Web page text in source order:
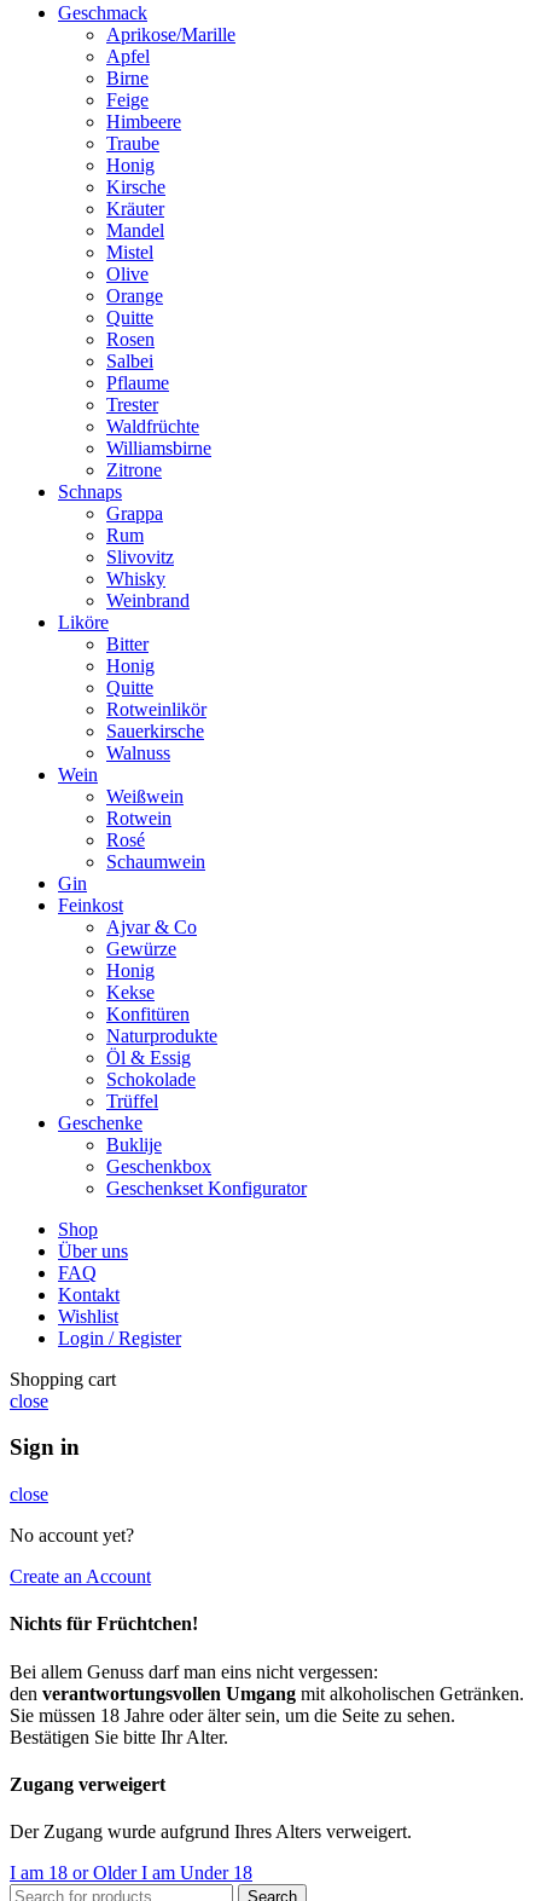
Geschmack
Aprikose/Marille
Apfel
Birne
Feige
Himbeere
Traube
Honig
Kirsche
Kräuter
Mandel
Mistel
Olive
Orange
Quitte
Rosen
Salbei
Pflaume
Trester
Waldfrüchte
Williamsbirne
Zitrone
Schnaps
Grappa
Rum
Slivovitz
Whisky
Weinbrand
Liköre
Bitter
Honig
Quitte
Rotweinlikör
Sauerkirsche
Walnuss
Wein
Weißwein
Rotwein
Rosé
Schaumwein
Gin
Feinkost
Ajvar & Co
Gewürze
Honig
Kekse
Konfitüren
Naturprodukte
Öl & Essig
Schokolade
Trüffel
Geschenke
Buklije
Geschenkbox
Geschenkset Konfigurator
Shop
Über uns
FAQ
Kontakt
Wishlist
Login / Register
Shopping cart
close
Sign in
close
No account yet?
Create an Account
Nichts für Früchtchen!
Bei allem Genuss darf man eins nicht vergessen:
den verantwortungsvollen Umgang mit alkoholischen Getränken.
Sie müssen 18 Jahre oder älter sein, um die Seite zu sehen.
Bestätigen Sie bitte Ihr Alter.
Zugang verweigert
Der Zugang wurde aufgrund Ihres Alters verweigert.
I am 18 or OlderI am Under 18
Search